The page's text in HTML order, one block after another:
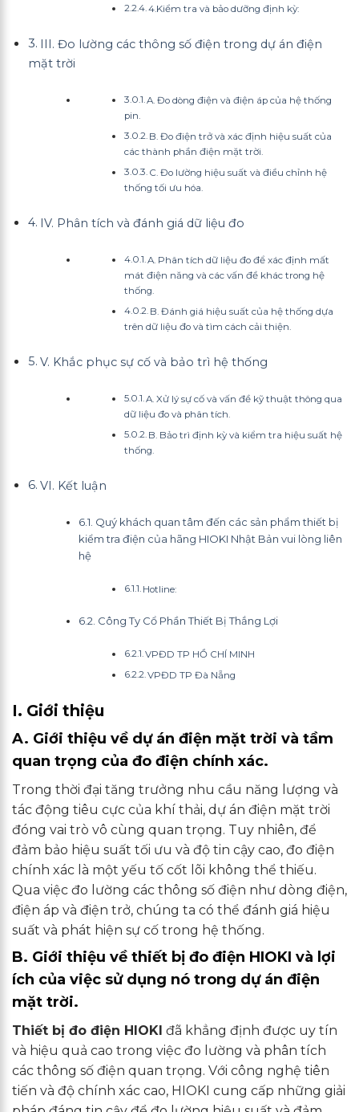
4.Kiểm tra và bảo dưỡng định kỳ:
III. Đo lường các thông số điện trong dự án điện
mặt trời
A. Đo dòng điện và điện áp của hệ thống
pin.
B. Đo điện trở và xác định hiệu suất của
các thành phần điện mặt trời.
C. Đo lường hiệu suất và điều chỉnh hệ
thống tối ưu hóa.
IV. Phân tích và đánh giá dữ liệu đo
A. Phân tích dữ liệu đo để xác định mất
mát điện năng và các vấn đề khác trong hệ
thống.
B. Đánh giá hiệu suất của hệ thống dựa
trên dữ liệu đo và tìm cách cải thiện.
V. Khắc phục sự cố và bảo trì hệ thống
A. Xử lý sự cố và vấn đề kỹ thuật thông qua
dữ liệu đo và phân tích.
B. Bảo trì định kỳ và kiểm tra hiệu suất hệ
thống.
VI. Kết luận
Quý khách quan tâm đến các sản phẩm thiết bị
kiểm tra điện của hãng HIOKI Nhật Bản vui lòng liên
hệ
Hotline:
Công Ty Cổ Phần Thiết Bị Thắng Lợi
VPĐD TP HỒ CHÍ MINH
VPĐD TP Đà Nẵng
I. Giới thiệu
A. Giới thiệu về dự án điện mặt trời và tầm
quan trọng của đo điện chính xác.
Trong thời đại tăng trưởng nhu cầu năng lượng và
tác động tiêu cực của khí thải, dự án điện mặt trời
đóng vai trò vô cùng quan trọng. Tuy nhiên, để
đảm bảo hiệu suất tối ưu và độ tin cậy cao, đo điện
chính xác là một yếu tố cốt lõi không thể thiếu.
Qua việc đo lường các thông số điện như dòng điện,
điện áp và điện trở, chúng ta có thể đánh giá hiệu
suất và phát hiện sự cố trong hệ thống.
B. Giới thiệu về thiết bị đo điện HIOKI và lợi
ích của việc sử dụng nó trong dự án điện
mặt trời.
Thiết bị đo điện HIOKI đã khẳng định được uy tín
và hiệu quả cao trong việc đo lường và phân tích
các thông số điện quan trọng. Với công nghệ tiên
tiến và độ chính xác cao, HIOKI cung cấp những giải